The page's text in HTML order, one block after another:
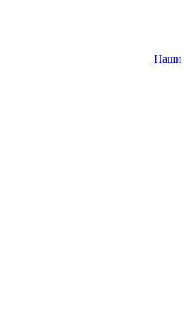
Наши